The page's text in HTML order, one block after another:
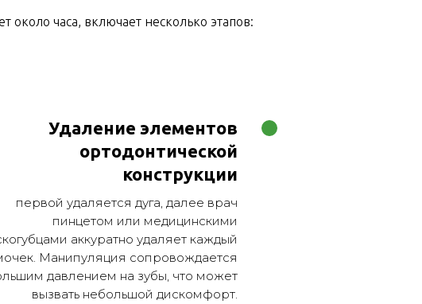
около часа, включает несколько этапов:
Удаление элементов
ортодонтической
конструкции
первой удаляется дуга, далее врач
пинцетом или медицинскими
аккуратно удаляет каждый
Манипуляция сопровождается
давлением на зубы, что может
вызвать небольшой дискомфорт.